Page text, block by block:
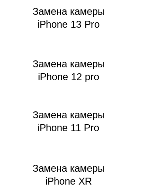
Замена камеры
iPhone 13 Pro
Замена камеры
iPhone 12 pro
Замена камеры
iPhone 11 Pro
Замена камеры
iPhone XR